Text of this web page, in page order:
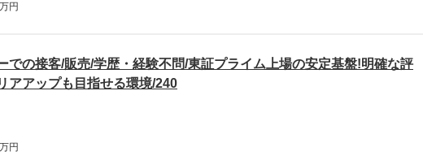
円
での接客/販売/学歴・経験不問/東証プライム上場の安定基盤!明確な評
アアップも目指せる環境/240
円